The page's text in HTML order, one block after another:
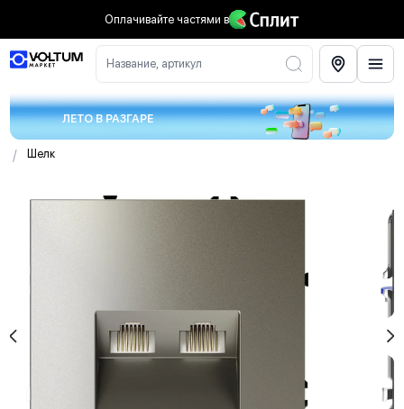
Оплачивайте частями в
Название, артикул
ЛЕТО В РАЗГАРЕ
/ Шелк